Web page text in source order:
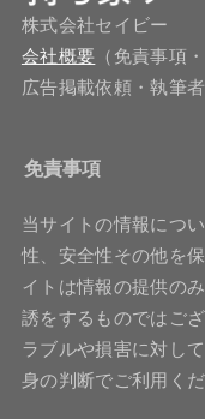
株式会社セイビー
会社概要 （免責事項
広告掲載依頼・執筆
免責事項
当サイトの情報につ
性、安全性その他を
イトは情報の提供の
誘をするものではご
ラブルや損害に対し
身の判断でご利用くだ